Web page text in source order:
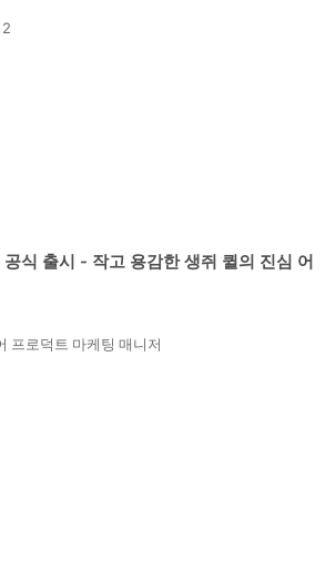
2
식 출시 - 작고 용감한 생쥐 퀼의 진심 어
프로덕트 마케팅 매니저